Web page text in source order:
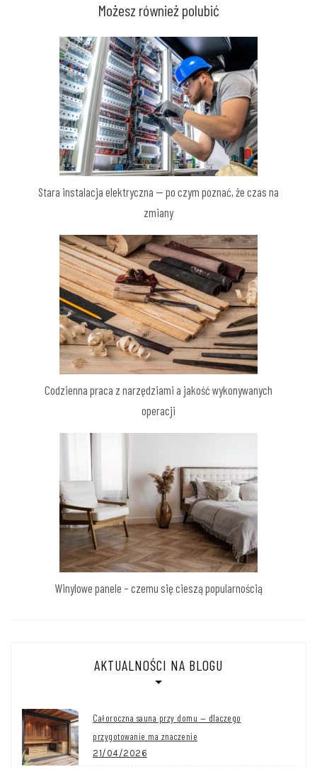
Możesz również polubić
Stara instalacja elektryczna — po czym poznać, że czas na
zmiany
Codzienna praca z narzędziami a jakość wykonywanych
operacji
Winylowe panele – czemu się cieszą popularnością
AKTUALNOŚCI NA BLOGU
Całoroczna sauna przy domu — dlaczego
przygotowanie ma znaczenie
21/04/2026